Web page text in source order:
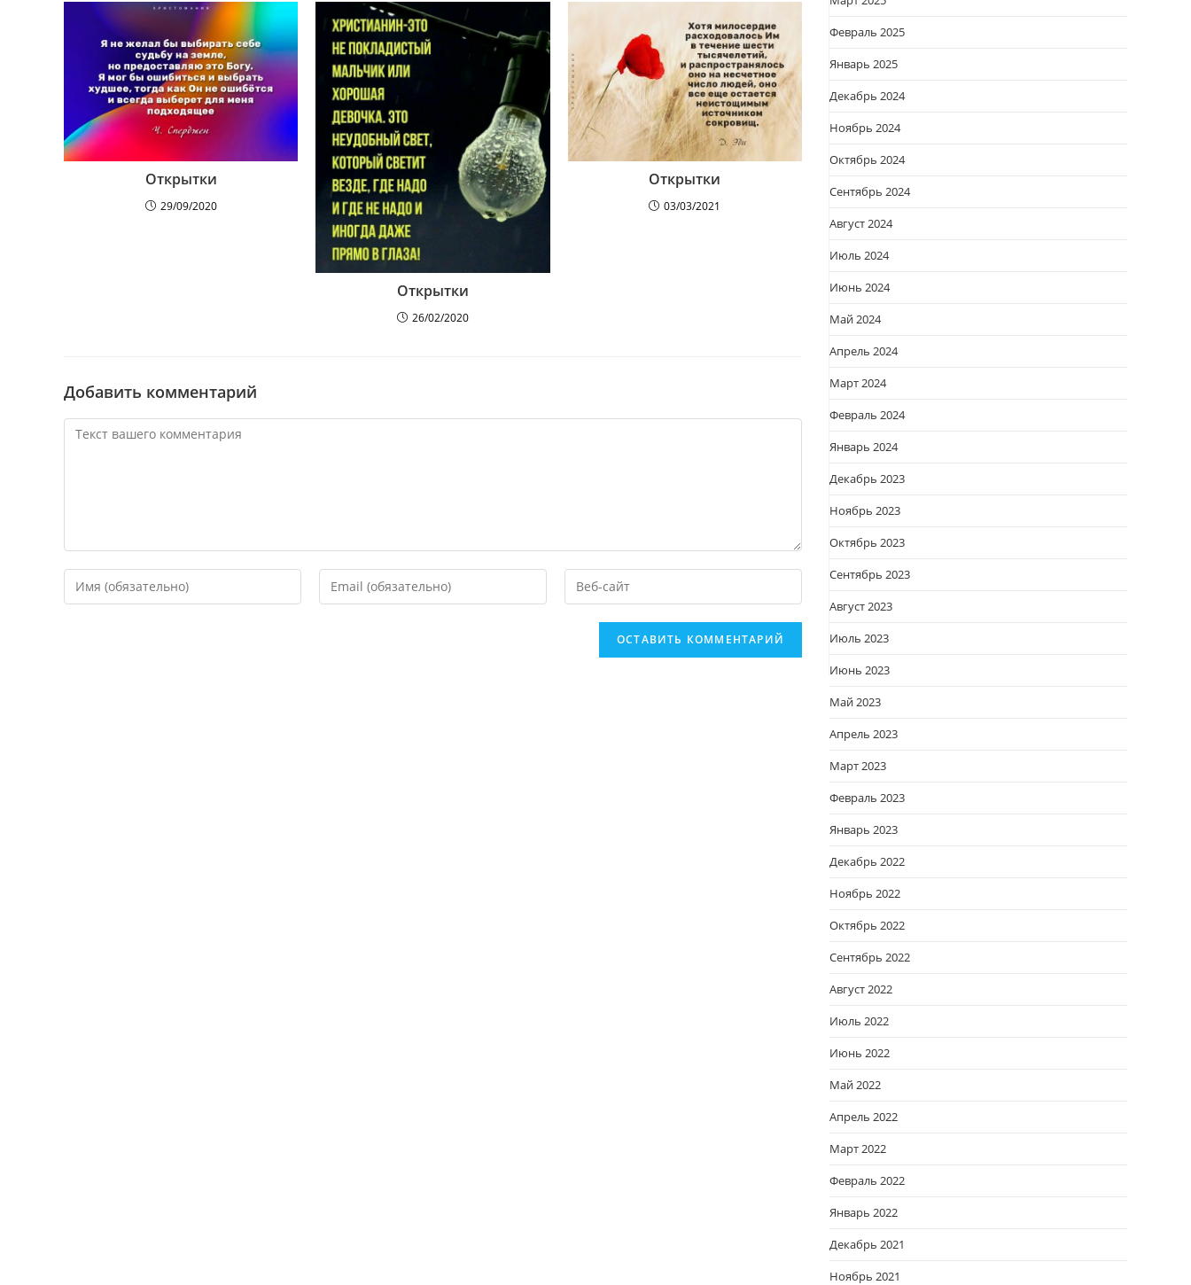
Открытки
29/09/2020
Открытки
26/02/2020
Открытки
03/03/2021
Добавить комментарий
Февраль 2025
Январь 2025
Декабрь 2024
Ноябрь 2024
Октябрь 2024
Сентябрь 2024
Август 2024
Июль 2024
Июнь 2024
Май 2024
Апрель 2024
Март 2024
Февраль 2024
Январь 2024
Декабрь 2023
Ноябрь 2023
Октябрь 2023
Сентябрь 2023
Август 2023
Июль 2023
Июнь 2023
Май 2023
Апрель 2023
Март 2023
Февраль 2023
Январь 2023
Декабрь 2022
Ноябрь 2022
Октябрь 2022
Сентябрь 2022
Август 2022
Июль 2022
Июнь 2022
Май 2022
Апрель 2022
Март 2022
Февраль 2022
Январь 2022
Декабрь 2021
Ноябрь 2021